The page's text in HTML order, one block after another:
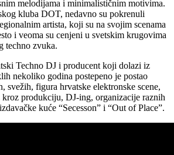
melodijama i minimalističnim motivima.
kluba DOT, nedavno su pokrenuli
artista, koji su na svojim scenama
i veoma su cenjeni u svetskim krugovima
techno zvuka.
Techno DJ i producent koji dolazi iz
nekoliko godina postepeno je postao
svežih, figura hrvatske elektronske scene,
produkciju, DJ-ing, organizacije raznih
kuće “Secesson” i “Out of Place”.